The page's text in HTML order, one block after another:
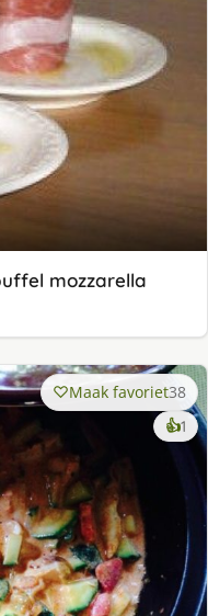
mozzarella
Maak favoriet38
👍1